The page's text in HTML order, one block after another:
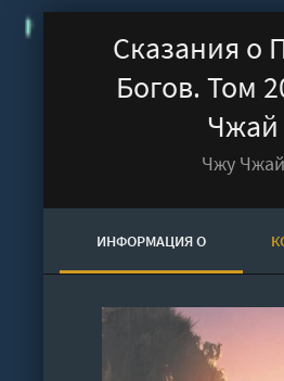
Сказания о
Богов. Том
Чжай
Чжу Чжай
ИНФОРМАЦИЯ О
АУДИОКНИГЕ